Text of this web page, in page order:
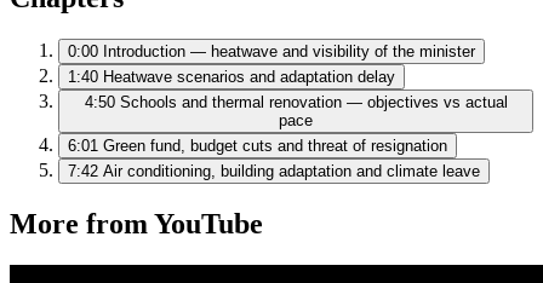
0:00 Introduction — heatwave and visibility of the minister
1:40 Heatwave scenarios and adaptation delay
4:50 Schools and thermal renovation — objectives vs actual
pace
6:01 Green fund, budget cuts and threat of resignation
7:42 Air conditioning, building adaptation and climate leave
More from YouTube